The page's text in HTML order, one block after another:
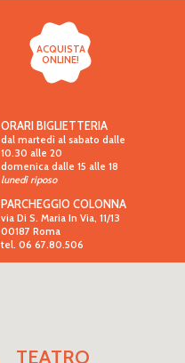
ACQUISTA
ONLINE!
ORARI BIGLIETTERIA
dal martedì al sabato dalle
10.30 alle 20
domenica dalle 15 alle 18
lunedì riposo
PARCHEGGIO COLONNA
via Di S. Maria In Via, 11/13
00187 Roma
tel. 06 67.80.506
TEATRO